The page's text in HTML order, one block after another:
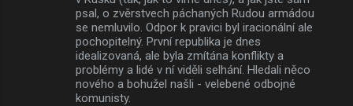
psal, o zvěrstvech páchaných Rudou armádou
se nemluvilo. Odpor k pravici byl iracionální ale
pochopitelný. První republika je dnes
idealizovaná, ale byla zmítána konflikty a
problémy a lidé v ní viděli selhání. Hledali něco
nového a bohužel našli - velebené odbojné
komunisty.